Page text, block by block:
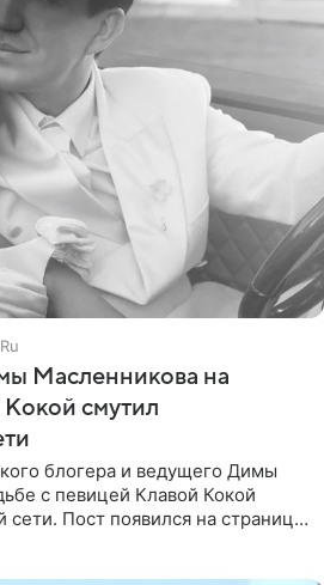
Масленникова на
Кокой смутил
блогера и ведущего Димы
с певицей Клавой Кокой
сети. Пост появился на странице